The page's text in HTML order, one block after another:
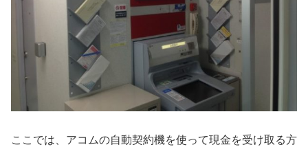
ここでは、アコムの自動契約機を使って現金を受け取る方